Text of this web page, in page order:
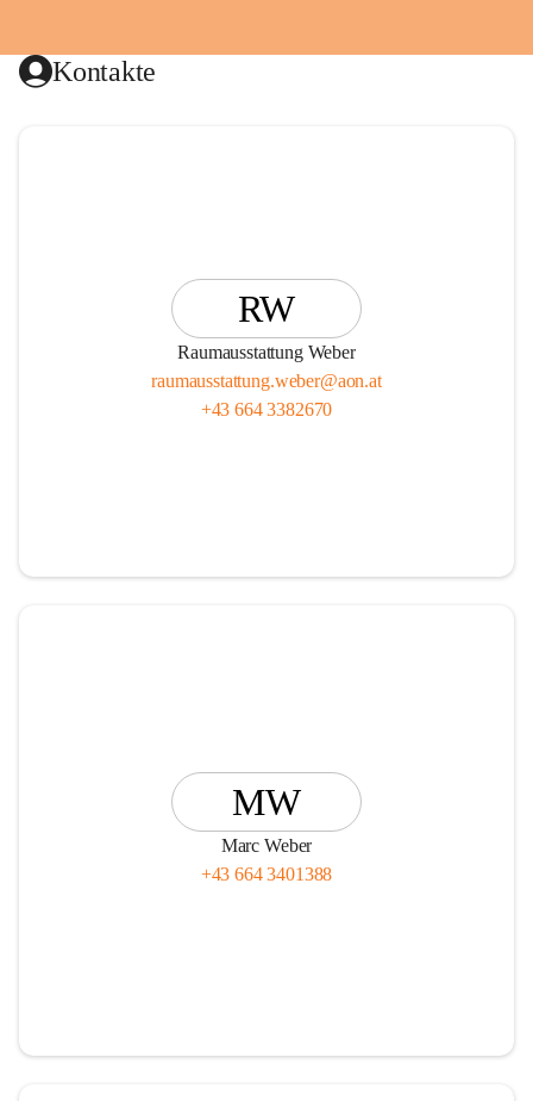
Kontakte
RW
Raumausstattung Weber
raumausstattung.weber@aon.at
+43 664 3382670
MW
Marc Weber
+43 664 3401388